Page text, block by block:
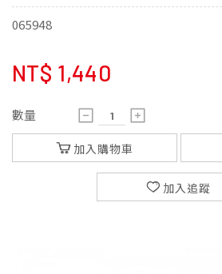
065948
NT$ 1,440
數量
加入購物車
加入追蹤